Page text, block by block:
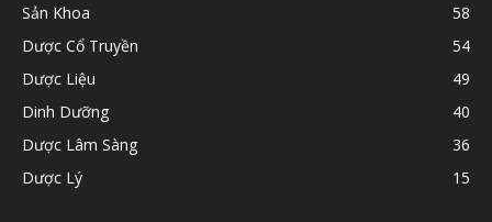
Sản Khoa
58
Dược Cổ Truyền
54
Dược Liệu
49
Dinh Dưỡng
40
Dược Lâm Sàng
36
Dược Lý
15